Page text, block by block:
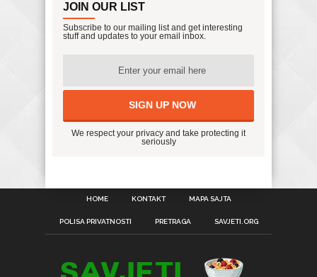
JOIN OUR LIST
Subscribe to our mailing list and get interesting
stuff and updates to your email inbox.
We respect your privacy and take protecting it
seriously
HOME KONTAKT MAPA SAJTA
POLISA PRIVATNOSTI PRETRAGA SAVJETI.ORG